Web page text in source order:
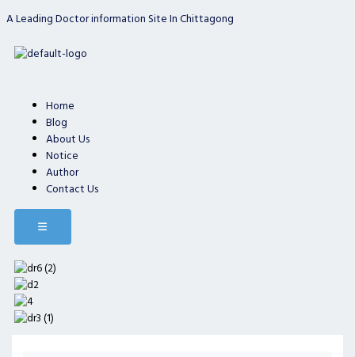
to
A Leading Doctor information Site In Chittagong
Home
Blog
About Us
Notice
Author
Contact Us
Hamburger Toggle Menu